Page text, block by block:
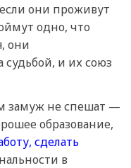
они проживут
одно, что
они
судьбой, и их союз
замуж не спешат —
образование,
сделать
в